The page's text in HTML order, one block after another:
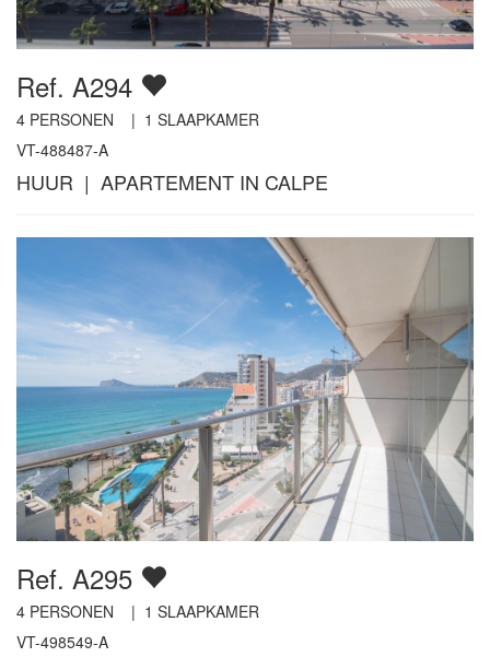
Ref. A294
4 PERSONEN | 1 SLAAPKAMER
VT-488487-A
HUUR | APARTEMENT IN CALPE
Ref. A295
4 PERSONEN | 1 SLAAPKAMER
VT-498549-A